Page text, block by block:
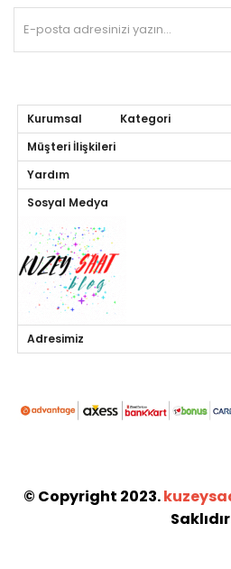
Kurumsal Kategori
Müşteri İlişkileri
Yardım
Sosyal Medya
Adresimiz
© Copyright 2023.